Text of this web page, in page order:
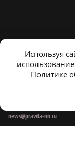
news@pravda-nn.ru
Используя
Политике